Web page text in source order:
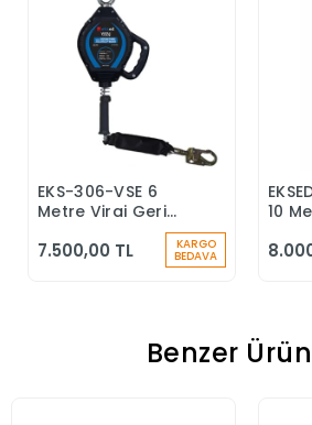
Sepete Ekle
EKS-306-VSE 6
Metre Viraj Geri
Durdurucu Keskin
7.500,00 TL KARGO
BEDAVA
10
Benzer